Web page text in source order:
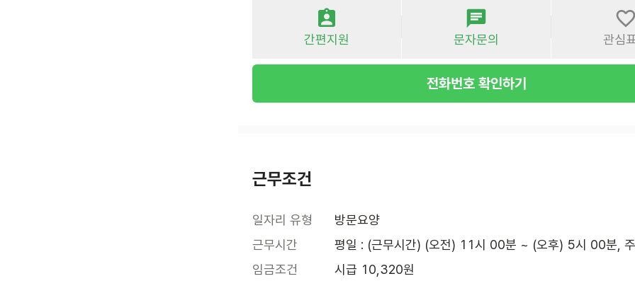
간편지원 문자문의 관심
전화번호 확인하기
근무조건
일자리 유형
방문요양
근무시간
평일 : (근무시간) (오전) 11시 00분 ~ (오후) 5시 00분,
임금조건
시급 10,320원